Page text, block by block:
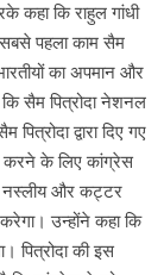
कहा कि राहुल गांधी
सबसे पहला काम सैम
का अपमान और
कि सैम पित्रोदा नेशनल
द्वारा दिए गए
करने के लिए कांग्रेस
नस्लीय और कट्टर
करेगा। उन्होंने कहा कि
पित्रोदा की इस